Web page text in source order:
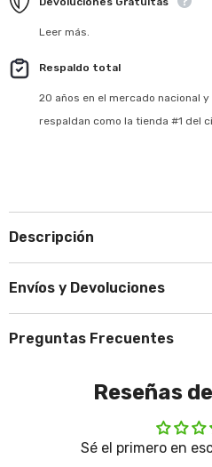
Leer más.
Respaldo total
20 años en el mercado nacional
respaldan como la tienda #1 del
Descripción
Envíos y Devoluciones
Preguntas Frecuentes
Reseñas
Sé el primero en